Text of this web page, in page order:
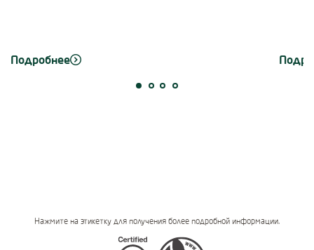
Подробнее
Нажмите на этикетку для получения более подробной информации.